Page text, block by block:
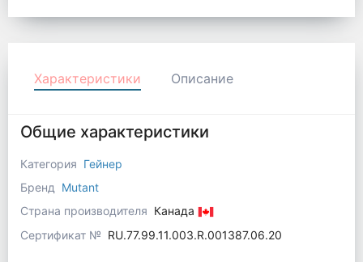
Характеристики Описание
Общие характеристики
Категория Гейнер
Бренд
Mutant
Страна производителя Канада
Сертификат № RU.77.99.11.003.R.001387.06.20